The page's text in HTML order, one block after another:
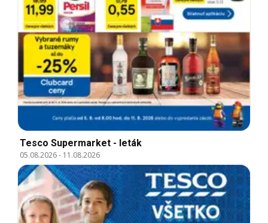
Tesco Supermarket - leták
05.08.2026- 11.08.2026